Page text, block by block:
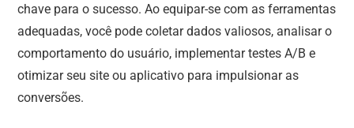
chave para o sucesso. Ao equipar-se com as ferramentas
adequadas, você pode coletar dados valiosos, analisar o
comportamento do usuário, implementar testes A/B e
otimizar seu site ou aplicativo para impulsionar as
conversões.